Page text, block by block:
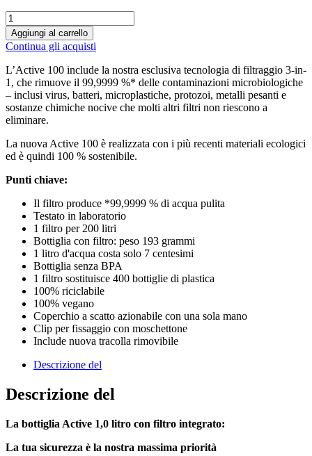
Neue
Active
100
-
Trinkflasche
1.0
Liter
mit
integriertem
in
pink
Aggiungi al carrello
Continua gli acquisti
L’Active 100 include la nostra esclusiva tecnologia di filtraggio 3-in-
1, che rimuove il 99,9999 %* delle contaminazioni microbiologiche
– inclusi virus, batteri, microplastiche, protozoi, metalli pesanti e
sostanze chimiche nocive che molti altri filtri non riescono a
eliminare.
La nuova Active 100 è realizzata con i più recenti materiali ecologici
ed è quindi 100 % sostenibile.
Punti chiave:
Il filtro produce *99,9999 % di acqua pulita
Testato in laboratorio
1 filtro per 200 litri
Bottiglia con filtro: peso 193 grammi
1 litro d'acqua costa solo 7 centesimi
Bottiglia senza BPA
1 filtro sostituisce 400 bottiglie di plastica
100% riciclabile
100% vegano
Coperchio a scatto azionabile con una sola mano
Clip per fissaggio con moschettone
Include nuova tracolla rimovibile
Descrizione del
Descrizione del
La bottiglia Active 1,0 litro con filtro integrato:
La tua sicurezza è la nostra massima priorità